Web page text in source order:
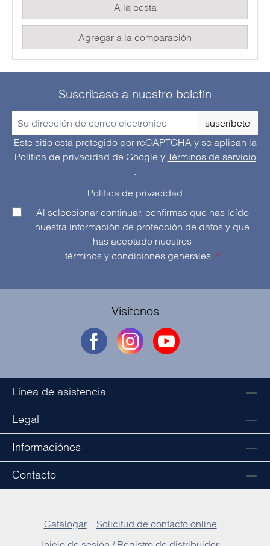
A la cesta
Agregar a la comparación
Suscríbase a nuestro boletín
suscríbete
Este sitio está protegido por reCAPTCHA y se aplican la
Política de privacidad de Google y Términos de servicio
.
Política de privacidad
Al seleccionar continuar, confirmas que has leído
nuestra información de protección de datos y que
términos y condiciones generales. *
Visítenos
Línea de asistencia
Legal
Informaciónes
Contacto
Catalogar
Solicitud de contacto online